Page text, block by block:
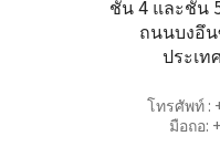
ชั้น 4 และชั้น
ถนนบงอึ
ประเ
โทรศัพท์ :
มือถอ: